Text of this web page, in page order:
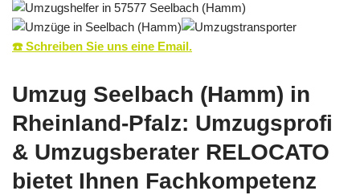
☎️ Schreiben Sie uns eine Email.
Umzug Seelbach (Hamm) in
Rheinland-Pfalz: Umzugsprofi
& Umzugsberater RELOCATO
bietet Ihnen Fachkompetenz